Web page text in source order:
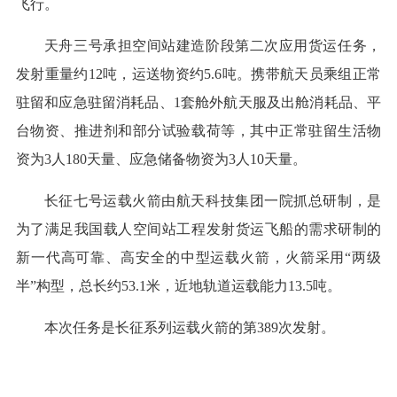
飞行。
天舟三号承担空间站建造阶段第二次应用货运任务，
发射重量约12吨，运送物资约5.6吨。携带航天员乘组正常
驻留和应急驻留消耗品、1套舱外航天服及出舱消耗品、平
台物资、推进剂和部分试验载荷等，其中正常驻留生活物
资为3人180天量、应急储备物资为3人10天量。
长征七号运载火箭由航天科技集团一院抓总研制，是
为了满足我国载人空间站工程发射货运飞船的需求研制的
新一代高可靠、高安全的中型运载火箭，火箭采用“两级
半”构型，总长约53.1米，近地轨道运载能力13.5吨。
本次任务是长征系列运载火箭的第389次发射。